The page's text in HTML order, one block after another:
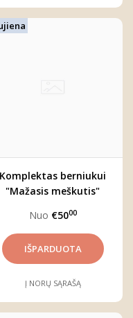
Komplektas berniukui
"Mažasis meškutis"
Nuo €5000
Į NORŲ SĄRAŠĄ